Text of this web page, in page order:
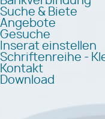
Suche & Biete
Angebote
Gesuche
Inserat einstellen
Schriftenreihe -
Kontakt
Download